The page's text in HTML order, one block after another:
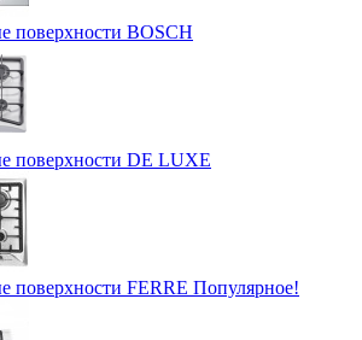
поверхности BOSCH
поверхности DE LUXE
поверхности FERRE Популярное!